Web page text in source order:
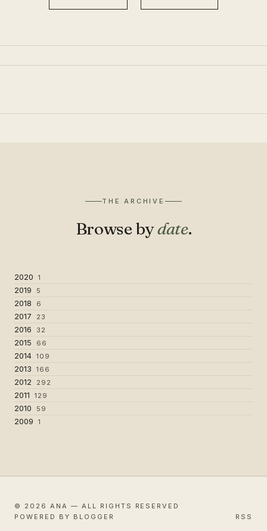
THE ARCHIVE
Browse bydate.
2020 1
2019 5
2018 6
2017 23
2016 32
2015 66
2014 109
2013 166
2012 292
2011 129
2010 59
2009 1
© 2026 ANA — ALL RIGHTS RESERVED
POWERED BY BLOGGER
RSS